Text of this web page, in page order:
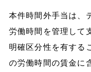
本件時間外手当は、
労働時間を管理して
明確区分性を有する
の労働時間の賃金に